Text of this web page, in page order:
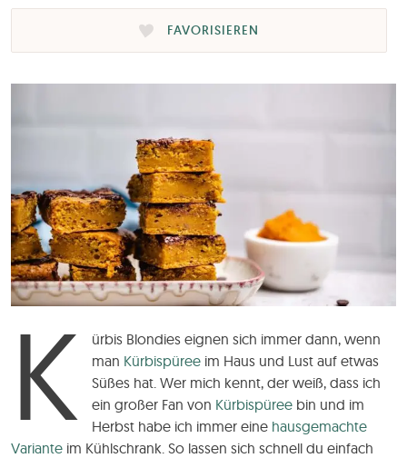
FAVORISIEREN
K
ürbis Blondies eignen sich immer dann, wenn
man Kürbispüree im Haus und Lust auf etwas
Süßes hat. Wer mich kennt, der weiß, dass ich
ein großer Fan von Kürbispüree bin und im
Herbst habe ich immer eine hausgemachte
Variante im Kühlschrank. So lassen sich schnell du einfach